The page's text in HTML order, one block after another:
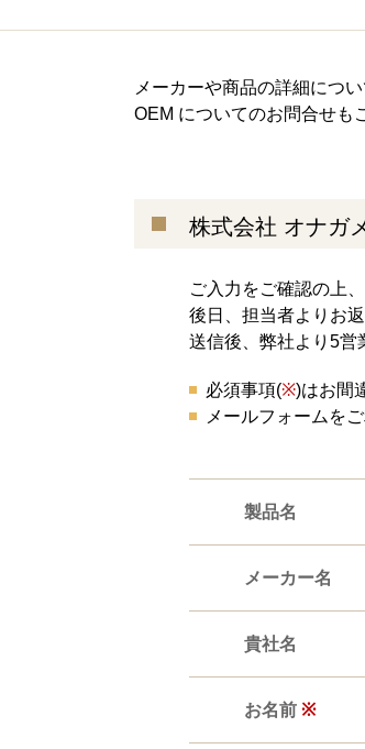
メーカーや商品の詳細につ
OEM についてのお問合せも
株式会社 オナガ
ご入力をご確認の上
後日、担当者よりお
送信後、弊社より5営
必須事項(※)はお間
メールフォームを
製品名
メーカー名
貴社名
お名前 ※